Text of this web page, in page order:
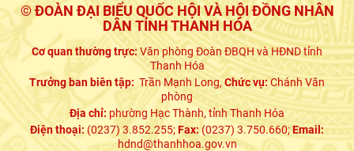
© ĐOÀN ĐẠI BIỂU QUỐC HỘI VÀ HỘI ĐỒNG NHÂN
DÂN TỈNH THANH HÓA
Cơ quan thường trực:Văn phòng Đoàn ĐBQH và HĐND tỉnh
Thanh Hóa
Trưởng ban biên tập: Trần Mạnh Long,Chức vụ:Chánh Văn
phòng
Địa chỉ: phường Hạc Thành, tỉnh Thanh Hóa
Điện thoại: (0237) 3.852.255;Fax:(0237) 3.750.660;Email:
hdnd@thanhhoa.gov.vn